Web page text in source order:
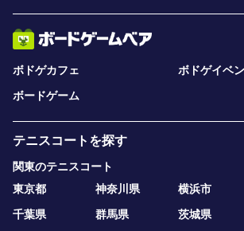
ボドゲカフェ
ボドゲイベ
ボードゲーム
テニスコートを探す
関東のテニスコート
東京都
神奈川県 横浜市
千葉県
群馬県 茨城県